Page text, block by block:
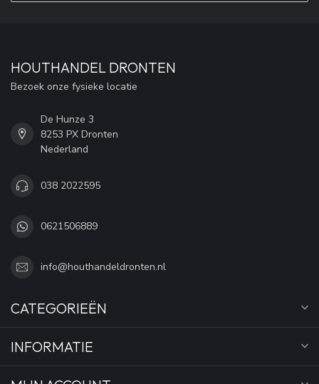
HOUTHANDEL DRONTEN
Bezoek onze fysieke locatie
De Hunze 3
8253 PX Dronten
Nederland
038 2022595
0621506889
info@houthandeldronten.nl
CATEGORIEËN
INFORMATIE